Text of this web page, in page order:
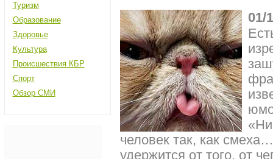
Туризм
Образование
Здоровье
Культура
Происшествия КБР
Спорт
Обзор СМИ
01/
человек так, как
удержится от того, от